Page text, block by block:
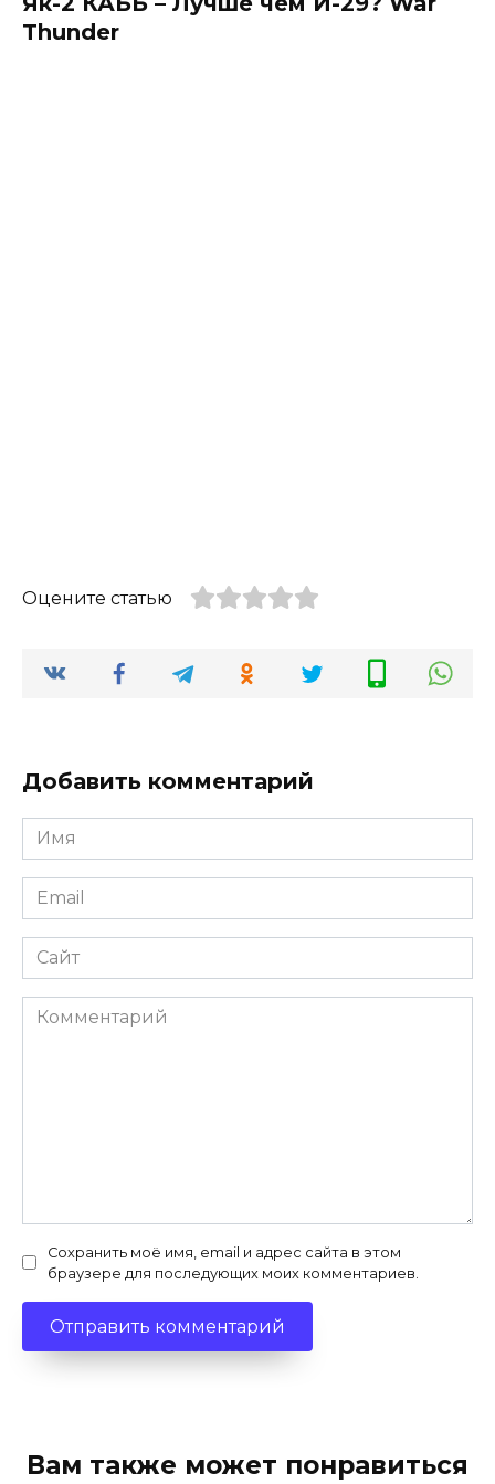
Thunder
Оцените статью
Добавить комментарий
Имя
*
Email
*
Сайт
Комментарий
Сохранить моё имя, email и адрес сайта в этом
браузере для последующих моих комментариев.
Вам также может понравиться